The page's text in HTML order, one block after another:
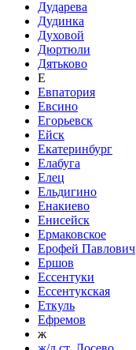
Дударева
Дудинка
Духовой
Дюртюли
Дятьково
Е
Евпатория
Евсино
Егорьевск
Ейск
Екатеринбург
Елабуга
Елец
Ельдигино
Енакиево
Енисейск
Ермаковское
Ерофей Павлович
Ершов
Ессентуки
Ессентукская
Еткуль
Ефремов
ж